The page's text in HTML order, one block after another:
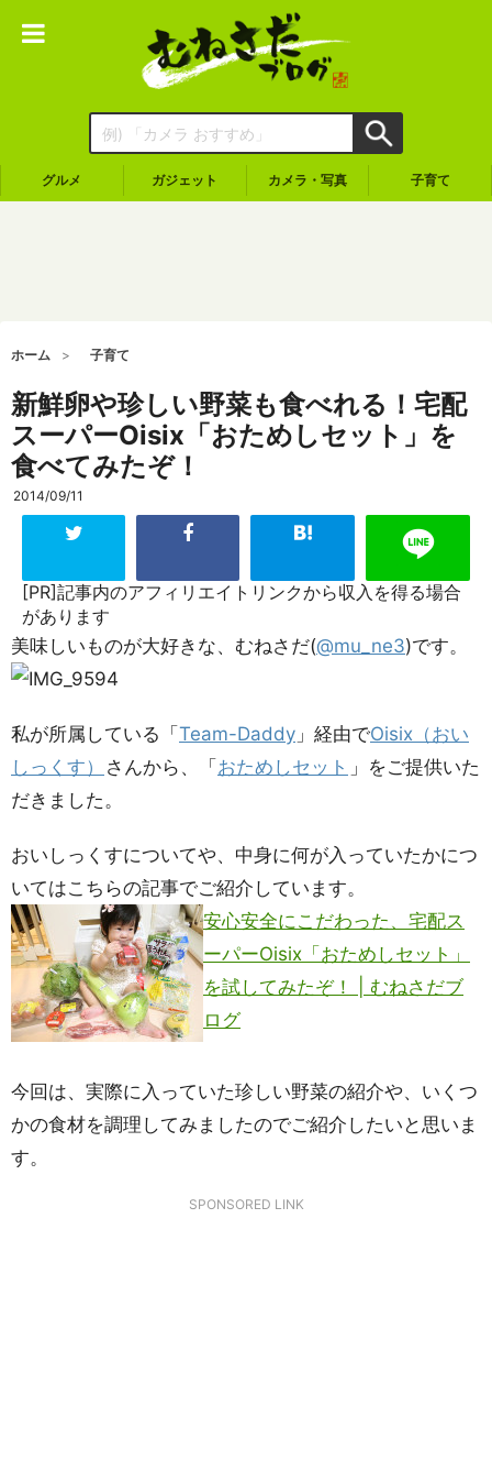
グルメ ガジェット カメラ・写真 子育て
ホーム 子育て
新鮮卵や珍しい野菜も食べれる！宅配
スーパーOisix「おためしセット」を
食べてみたぞ！
2014/09/11
[PR]記事内のアフィリエイトリンクから収入を得る場合
があります
美味しいものが大好きな、むねさだ(@mu_ne3)です。
私が所属している「 Team-Daddy 」経由でOisix（おい
しっくす）
さんから、「 おためしセット 」をご提供いた
だきました。
おいしっくすについてや、中身に何が入っていたかにつ
いてはこちらの記事でご紹介しています。
安心安全にこだわった、宅配ス
ーパーOisix「おためしセット」
を試してみたぞ！ | むねさだブ
ログ
今回は、実際に入っていた珍しい野菜の紹介や、いくつ
かの食材を調理してみましたのでご紹介したいと思いま
す。
SPONSORED LINK